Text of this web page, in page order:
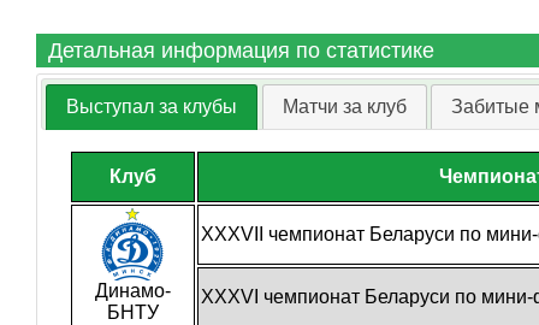
Детальная информация по статистике
Выступал за клубы Матчи за клуб Забитые
Клуб
Динамо-
БНТУ
XXXVII чемпионат Беларуси по
XXXVI чемпионат Беларуси по мини-